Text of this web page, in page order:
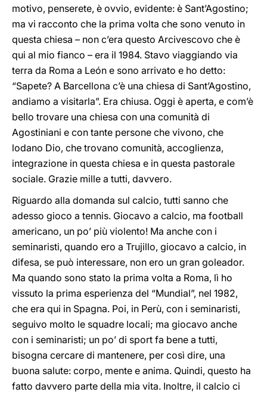
motivo, penserete, è ovvio, evidente: è Sant’Agostino;
ma vi racconto che la prima volta che sono venuto in
questa chiesa – non c’era questo Arcivescovo che è
qui al mio fianco – era il 1984. Stavo viaggiando via
terra da Roma a León e sono arrivato e ho detto:
“Sapete? A Barcellona c’è una chiesa di Sant’Agostino,
andiamo a visitarla”. Era chiusa. Oggi è aperta, e com’è
bello trovare una chiesa con una comunità di
Agostiniani e con tante persone che vivono, che
lodano Dio, che trovano comunità, accoglienza,
integrazione in questa chiesa e in questa pastorale
sociale. Grazie mille a tutti, davvero.
Riguardo alla domanda sul calcio, tutti sanno che
adesso gioco a tennis. Giocavo a calcio, ma football
americano, un po’ più violento! Ma anche con i
seminaristi, quando ero a Trujillo, giocavo a calcio, in
difesa, se può interessare, non ero un gran goleador.
Ma quando sono stato la prima volta a Roma, lì ho
vissuto la prima esperienza del “Mundial”, nel 1982,
che era qui in Spagna. Poi, in Perù, con i seminaristi,
seguivo molto le squadre locali; ma giocavo anche
con i seminaristi; un po’ di sport fa bene a tutti,
bisogna cercare di mantenere, per così dire, una
buona salute: corpo, mente e anima. Quindi, questo ha
fatto davvero parte della mia vita. Inoltre, il calcio ci